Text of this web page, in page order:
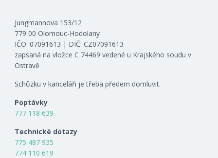
Jungmannova 153/12
779 00 Olomouc-Hodolany
IČO: 07091613 | DIČ: CZ07091613
zapsaná na vložce C 74469 vedené u Krajského soudu v
Ostravě
Schůzku v kanceláři je třeba předem domluvit.
Poptávky
777 118 639
Technické dotazy
775 487 935
774 110 619